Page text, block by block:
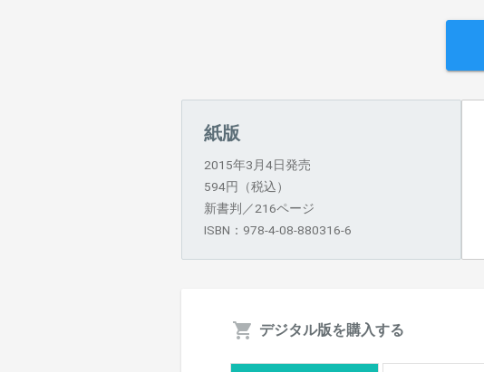
紙版
2015年3月4日発売
594円（税込）
新書判／216ページ
ISBN：978-4-08-880316-6
デジタル版を購入する